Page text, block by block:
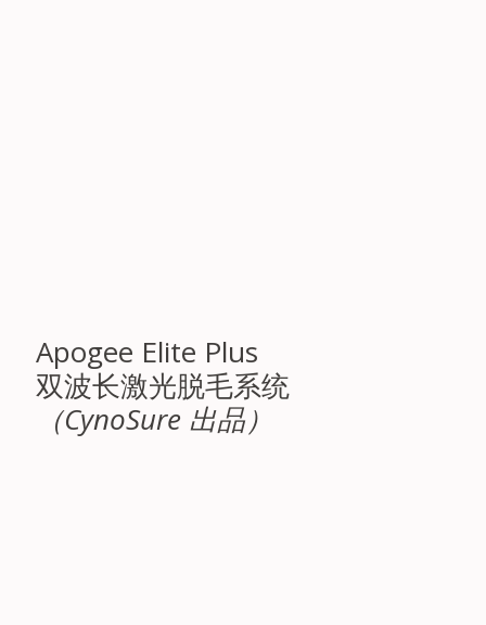
Apogee Elite Plus
双波长激光脱毛系统
（CynoSure 出品）